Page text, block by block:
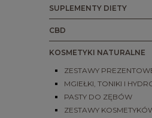
SUPLEMENTY DIETY
CBD
KOSMETYKI NATURALNE
ZESTAWY
MGIEŁKI, TONIKI I
PASTY DO ZĘBÓW
ZESTAWY